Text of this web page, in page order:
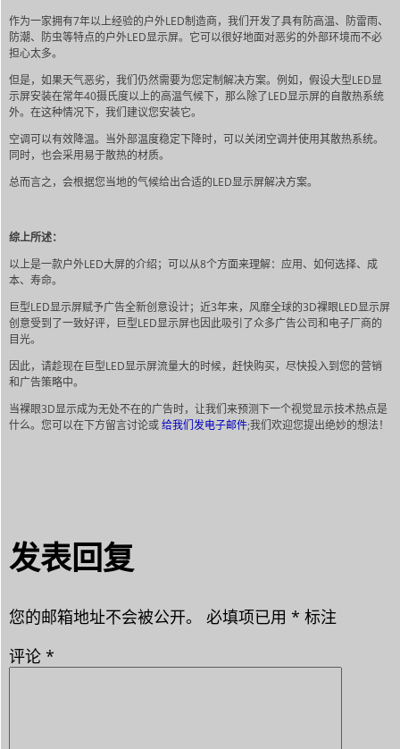
作为一家拥有7年以上经验的户外LED制造商，我们开发了具有防高温、防雷雨、
防潮、防虫等特点的户外LED显示屏。它可以很好地面对恶劣的外部环境而不必
担心太多。
但是，如果天气恶劣，我们仍然需要为您定制解决方案。例如，假设大型LED显
示屏安装在常年40摄氏度以上的高温气候下，那么除了LED显示屏的自散热系统
外。在这种情况下，我们建议您安装它。
空调可以有效降温。当外部温度稳定下降时，可以关闭空调并使用其散热系统。
同时，也会采用易于散热的材质。
总而言之，会根据您当地的气候给出合适的LED显示屏解决方案。
综上所述：
以上是一款户外LED大屏的介绍；可以从8个方面来理解：应用、如何选择、成
本、寿命。
巨型LED显示屏赋予广告全新创意设计；近3年来，风靡全球的3D裸眼LED显示屏
创意受到了一致好评，巨型LED显示屏也因此吸引了众多广告公司和电子厂商的
目光。
因此，请趁现在巨型LED显示屏流量大的时候，赶快购买，尽快投入到您的营销
和广告策略中。
当裸眼3D显示成为无处不在的广告时，让我们来预测下一个视觉显示技术热点是
什么。您可以在下方留言讨论或给我们发电子邮件;我们欢迎您提出绝妙的想法！
发表回复
您的邮箱地址不会被公开。 必填项已用 * 标注
评论 *